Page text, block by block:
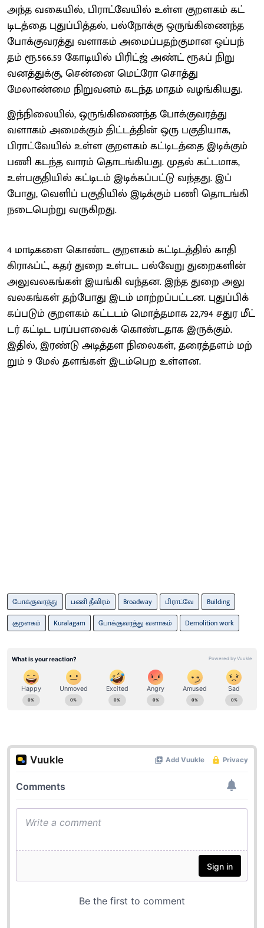
அந்த வகை​யில், பிராட்வே​யில் உள்ள குறளகம் கட்​
டிடத்தை புதுப்​பித்​தல், பல்​நோக்கு ஒருங்​கிணைந்த
போக்​கு​வரத்து வளாகம் அமைப்​ப​தற்​கு​மான ஒப்​பந்​
தம் ரூ.566.59 கோடி​யில் பிரிட்ஜ் அண்ட் ரூஃப் நிறு​
வனத்​துக்​கு, சென்னை மெட்ரோ சொத்து
மேலாண்மை நிறு​வனம் கடந்த மாதம் வழங்​கியது.
இந்​நிலை​யில், ஒருங்​கிணைந்த போக்​கு​வரத்து
வளாகம் அமைக்​கும் திட்​டத்​தின் ஒரு பகு​தி​யாக,
பிராட்​வே​யில் உள்ள குறளகம் கட்டிடத்தை இடிக்​கும்
பணி கடந்த வாரம் தொடங்​கியது. முதல் கட்​ட​மாக,
உள்​பகு​தி​யில் கட்​டிடம் இடிக்​கப்​பட்டு வந்​தது. இப்​
போது, வெளிப் பகு​தி​யில் இடிக்​கும் பணி தொடங்கி
நடை​பெற்று வரு​கிறது.
4 மாடிகளை கொண்ட குறளகம் கட்​டிடத்​தில் காதி
கிராஃப்ட், கதர் துறை உள்பட பல்​வேறு துறை​களின்
அலு​வல​கங்​கள் இயங்கி வந்​தன. இந்த துறை அலு​
வல​கங்​கள் தற்​போது இடம் மாற்​றப்​பட்​டன. புதுப்​பிக்​
கப்​படும் குறளகம் கட்​டடம் மொத்​த​மாக 22,794 சதுர மீட்​
டர் கட்​டிட பரப்​பளவைக் கொண்​ட​தாக இருக்​கும்.
இதில், இரண்டு அடித்தள நிலைகள், தரைத்​தளம் மற்​
றும் 9 மேல் தளங்​கள் இடம்​பெற உள்​ளன.
போக்குவரத்து பணி தீவிரம் Broadway பிராட்வே
Building
குறளகம்
Kuralagam போக்குவரத்து வளாகம் Demolition work